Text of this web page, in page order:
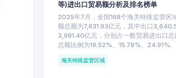
等)进出口贸易额分析及排名榜单
2025年7月，全国168个海关特殊监管区
额总额为7,631.93亿元，其中出口
3,991.40亿元，分别占一般贸易进出口总
总额比例为19.52%、15.78%、24.91%.
海关特殊监管区域